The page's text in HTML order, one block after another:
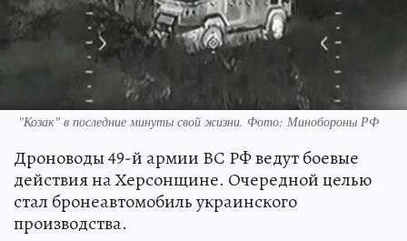
"Козак" в последние минуты свой жизни. Фото: Минобороны РФ
Дроноводы 49-й армии ВС РФ ведут боевые
действия на Херсонщине. Очередной целью
стал бронеавтомобиль украинского
производства.